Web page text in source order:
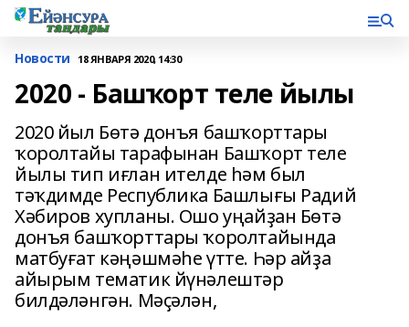
Новости 18 ЯНВАРЯ 2020, 14:30
2020 - Башҡорт теле йылы
2020 йыл Бөтә донъя башҡорттары
ҡоролтайы тарафынан Башҡорт теле
йылы тип иғлан ителде һәм был
тәҡдимде Республика Башлығы Радий
Хәбиров хупланы. Ошо уңайҙан Бөтә
донъя башҡорттары ҡоролтайында
матбуғат кәңәшмәһе үтте. Һәр айҙа
айырым тематик йүнәлештәр
билдәләнгән. Мәҫәлән,